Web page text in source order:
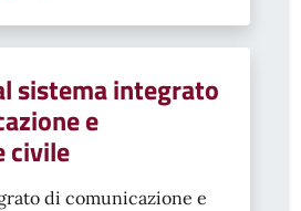
sistema integrato
e
civile
di comunicazione e